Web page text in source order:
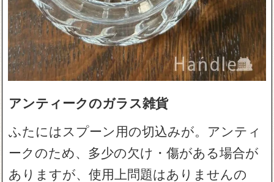
アンティークのガラス雑貨
ふたにはスプーン用の切込みが。アンティ
ークのため、多少の欠け・傷がある場合が
ありますが、使用上問題はありませんの